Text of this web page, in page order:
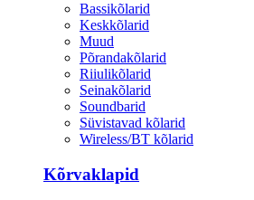
Bassikõlarid
Keskkõlarid
Muud
Põrandakõlarid
Riiulikõlarid
Seinakõlarid
Soundbarid
Süvistavad kõlarid
Wireless/BT kõlarid
Kõrvaklapid